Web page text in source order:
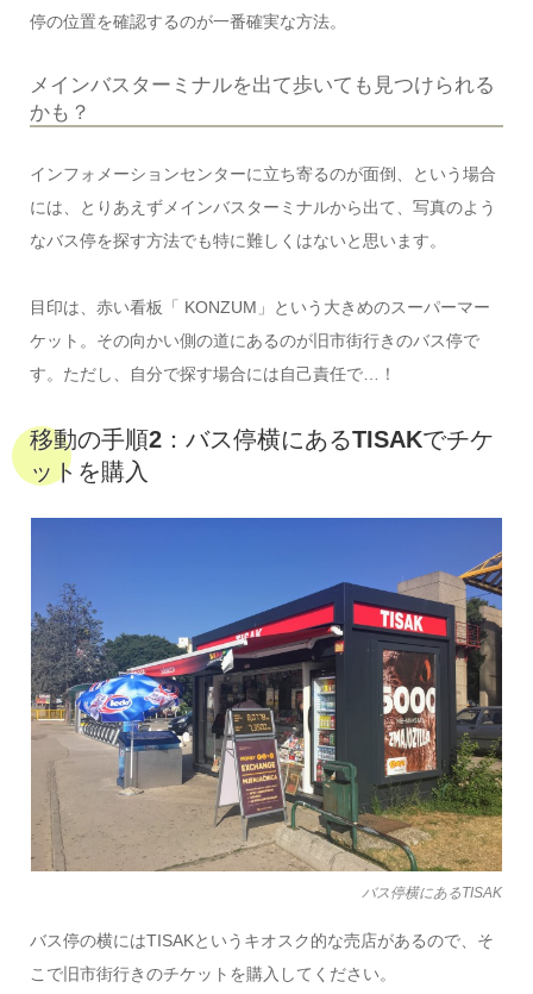
停の位置を確認するのが一番確実な方法。
メインバスターミナルを出て歩いても見つけられる
かも？
インフォメーションセンターに立ち寄るのが面倒、という場合
には、とりあえずメインバスターミナルから出て、写真のよう
なバス停を探す方法でも特に難しくはないと思います。
目印は、赤い看板「 KONZUM」という大きめのスーパーマー
ケット。その向かい側の道にあるのが旧市街行きのバス停で
す。ただし、自分で探す場合には自己責任で…！
移動の手順2：バス停横にあるTISAKでチケ
ットを購入
バス停横にあるTISAK
バス停の横にはTISAKというキオスク的な売店があるので、そ
こで旧市街行きのチケットを購入してください。